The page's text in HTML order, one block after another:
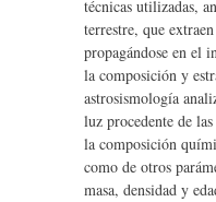
técnicas utilizadas,
terrestre, que
propagándose en el
la composición y
astrosismología
luz procedente de
la composición
como de otros
masa, densidad y